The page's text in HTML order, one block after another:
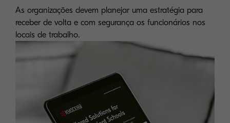
As organizações devem planejar uma estratégia para
receber de volta e com segurança os funcionários nos
locais de trabalho.